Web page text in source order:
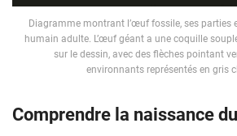
Diagramme montrant l’œuf fossile, ses parties
humain adulte. L’œuf géant a une coquille
sur le dessin, avec des flèches pointant
environnants représentés en gris
Comprendre la naissance